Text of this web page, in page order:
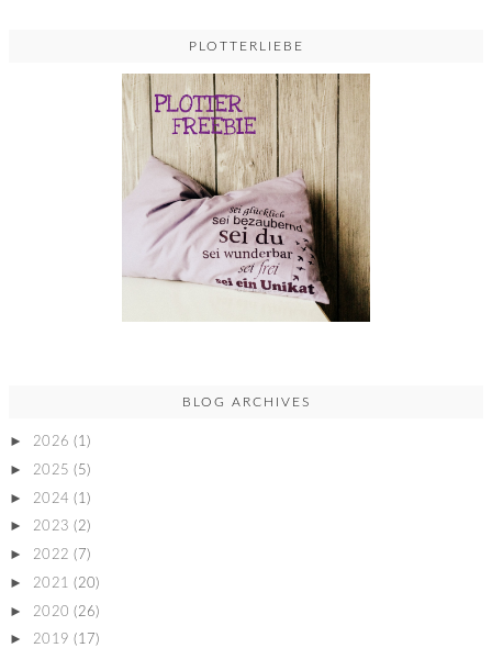
PLOTTERLIEBE
BLOG ARCHIVES
► 2026 (1)
► 2025 (5)
► 2024 (1)
► 2023 (2)
► 2022 (7)
► 2021 (20)
► 2020 (26)
► 2019 (17)